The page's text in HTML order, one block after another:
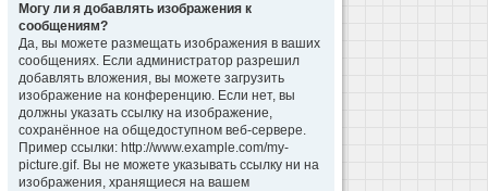
Могу ли я добавлять изображения к
сообщениям?
Да, вы можете размещать изображения в ваших
сообщениях. Если администратор разрешил
добавлять вложения, вы можете загрузить
изображение на конференцию. Если нет, вы
должны указать ссылку на изображение,
сохранённое на общедоступном веб-сервере.
Пример ссылки: http://www.example.com/my-
picture.gif. Вы не можете указывать ссылку ни на
изображения, хранящиеся на вашем